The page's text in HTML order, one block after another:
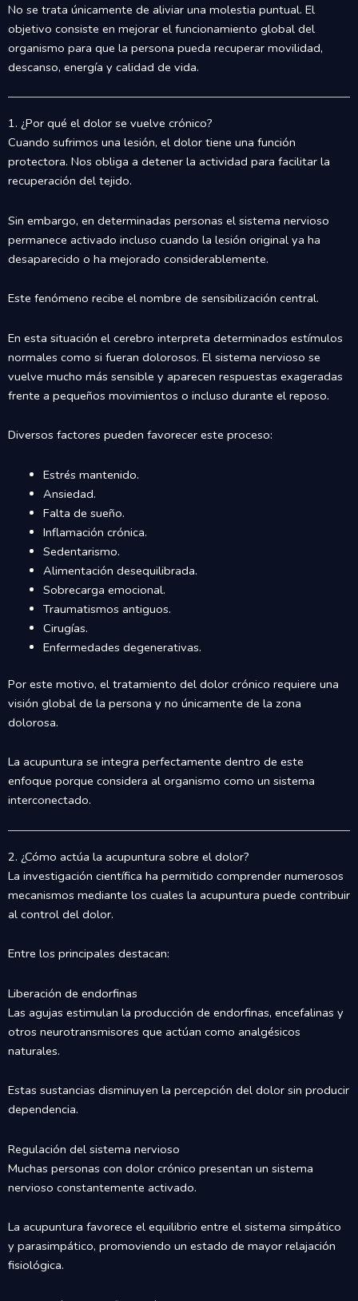
No se trata únicamente de aliviar una molestia puntual. El
objetivo consiste en mejorar el funcionamiento global del
organismo para que la persona pueda recuperar movilidad,
descanso, energía y calidad de vida.
1. ¿Por qué el dolor se vuelve crónico?
Cuando sufrimos una lesión, el dolor tiene una función
protectora. Nos obliga a detener la actividad para facilitar la
recuperación del tejido.
Sin embargo, en determinadas personas el sistema nervioso
permanece activado incluso cuando la lesión original ya ha
desaparecido o ha mejorado considerablemente.
Este fenómeno recibe el nombre de sensibilización central.
En esta situación el cerebro interpreta determinados estímulos
normales como si fueran dolorosos. El sistema nervioso se
vuelve mucho más sensible y aparecen respuestas exageradas
frente a pequeños movimientos o incluso durante el reposo.
Diversos factores pueden favorecer este proceso:
Estrés mantenido.
Ansiedad.
Falta de sueño.
Inflamación crónica.
Sedentarismo.
Alimentación desequilibrada.
Sobrecarga emocional.
Traumatismos antiguos.
Cirugías.
Enfermedades degenerativas.
Por este motivo, el tratamiento del dolor crónico requiere una
visión global de la persona y no únicamente de la zona
dolorosa.
La acupuntura se integra perfectamente dentro de este
enfoque porque considera al organismo como un sistema
interconectado.
2. ¿Cómo actúa la acupuntura sobre el dolor?
La investigación científica ha permitido comprender numerosos
mecanismos mediante los cuales la acupuntura puede contribuir
al control del dolor.
Entre los principales destacan:
Liberación de endorfinas
Las agujas estimulan la producción de endorfinas, encefalinas y
otros neurotransmisores que actúan como analgésicos
naturales.
Estas sustancias disminuyen la percepción del dolor sin producir
dependencia.
Regulación del sistema nervioso
Muchas personas con dolor crónico presentan un sistema
nervioso constantemente activado.
La acupuntura favorece el equilibrio entre el sistema simpático
y parasimpático, promoviendo un estado de mayor relajación
fisiológica.